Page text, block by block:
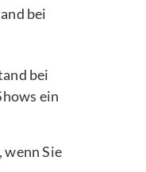
bei
bei
ein
Sie